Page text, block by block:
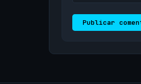
Publicar